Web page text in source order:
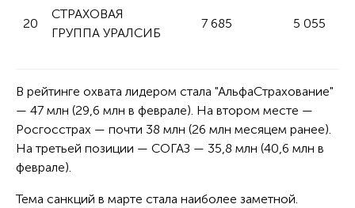
20
СТРАХОВАЯ
ГРУППА УРАЛСИБ
7 685 5 055
В рейтинге охвата лидером стала "АльфаСтрахование"
— 47 млн (29,6 млн в феврале). На втором месте —
Росгосстрах — почти 38 млн (26 млн месяцем ранее).
На третьей позиции — СОГАЗ — 35,8 млн (40,6 млн в
феврале).
Тема санкций в марте стала наиболее заметной.